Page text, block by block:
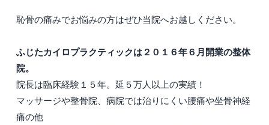
恥骨の痛みでお悩みの方はぜひ当院へお越しください。
ふじたカイロプラクティックは２０１６年６月開業の整体
院。
院長は臨床経験１５年。延５万人以上の実績！
マッサージや整骨院、病院では治りにくい腰痛や坐骨神経
痛の他